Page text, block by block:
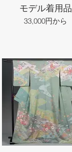
モデル着用品
33,000円から